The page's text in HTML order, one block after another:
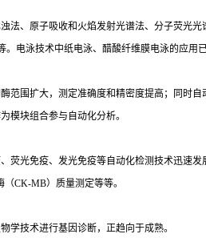
法、原子吸收和火焰发射光谱法、分子荧光
电泳技术中纸电泳、醋酸纤维膜电泳的应用
范围扩大，测定准确度和精密度提高；同时
模块组合参与自动化分析。
荧光免疫、发光免疫等自动化检测技术迅速
CK-MB）质量测定等等。
学技术进行基因诊断，正趋向于成熟。